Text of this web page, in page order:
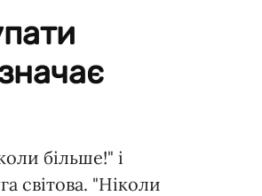
більше!" і
світова. "Ніколи